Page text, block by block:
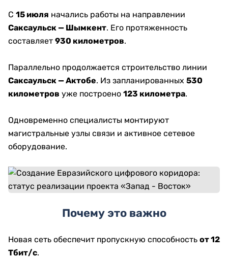
С 15 июля начались работы на направлении
Саксаульск — Шымкент. Его протяженность
составляет 930 километров.
Параллельно продолжается строительство линии
Саксаульск — Актобе. Из запланированных 530
километров уже построено 123 километра.
Одновременно специалисты монтируют
магистральные узлы связи и активное сетевое
оборудование.
Почему это важно
Новая сеть обеспечит пропускную способность от 12
Тбит/с.